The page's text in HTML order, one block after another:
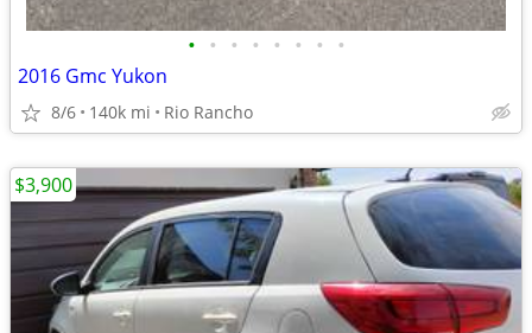
• • • • • • • •
2016 Gmc Yukon
8/6 140k mi Rio Rancho
$3,900